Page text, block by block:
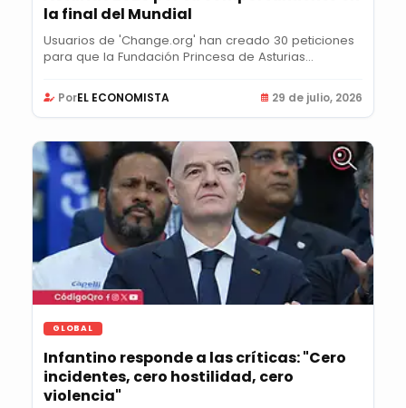
la final del Mundial
Usuarios de 'Change.org' han creado 30 peticiones
para que la Fundación Princesa de Asturias...
PorEL ECONOMISTA 29 de julio, 2026
GLOBAL
Infantino responde a las críticas: "Cero
incidentes, cero hostilidad, cero
violencia"